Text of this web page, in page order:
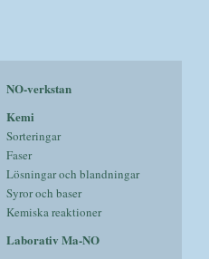
NO-verkstan
Kemi
Sorteringar
Faser
Lösningar och blandningar
Syror och baser
Kemiska reaktioner
Laborativ Ma-NO